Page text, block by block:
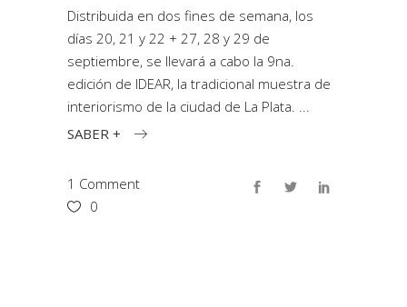
Distribuida en dos fines de semana, los
días 20, 21 y 22 + 27, 28 y 29 de
septiembre, se llevará a cabo la 9na.
edición de IDEAR, la tradicional muestra de
interiorismo de la ciudad de La Plata.
SABER +
1 Comment
0